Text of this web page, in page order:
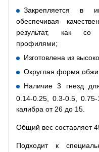
Закрепляется в
обеспечивая
результат, как со
профилями;
Изготовлена из
Округлая форма
Наличие 3 гнезд
0.14-0.25, 0.3-0.5,
калибра от 26 до 15.
Общий вес составляет
Подходит к